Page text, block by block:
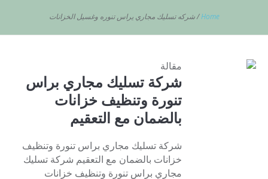
Home
/شركه تسليك مجاري يراس تنوره وغسيل الخزانات
مقالة
شركة تسليك مجاري براس
تنورة وتنظيف خزانات
بالضمان مع التعقيم
شركة تسليك مجاري براس تنورة وتنظيف
خزانات بالضمان مع التعقيم شركة تسليك
مجاري براس تنورة وتنظيف خزانات